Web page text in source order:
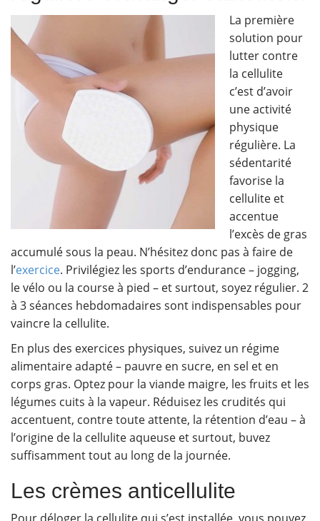
La première
solution pour
lutter contre
la cellulite
c’est d’avoir
une activité
physique
régulière. La
sédentarité
favorise la
cellulite et
accentue
l’excès de gras
accumulé sous la peau. N’hésitez donc pas à faire de
l’exercice. Privilégiez les sports d’endurance – jogging,
le vélo ou la course à pied – et surtout, soyez régulier. 2
à 3 séances hebdomadaires sont indispensables pour
vaincre la cellulite.
En plus des exercices physiques, suivez un régime
alimentaire adapté – pauvre en sucre, en sel et en
corps gras. Optez pour la viande maigre, les fruits et les
légumes cuits à la vapeur. Réduisez les crudités qui
accentuent, contre toute attente, la rétention d’eau – à
l’origine de la cellulite aqueuse et surtout, buvez
suffisamment tout au long de la journée.
Les crèmes anticellulite